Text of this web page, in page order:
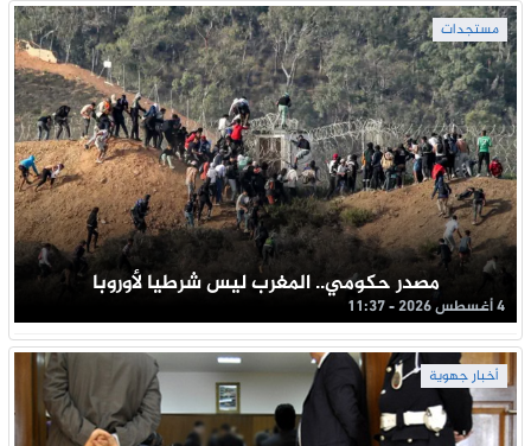
مستجدات
مصدر حكومي.. المغرب ليس شرطيا لأوروبا
4 أغسطس 2026 - 11:37
أخبار جهوية